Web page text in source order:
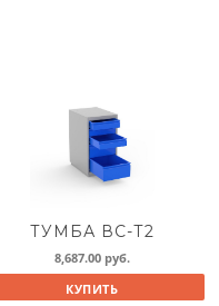
ТУМБА ВС-Т2
8,687.00 руб.
КУПИТЬ